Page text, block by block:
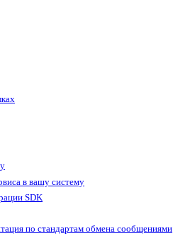
в вашу систему
SDK
по стандартам обмена сообщениями